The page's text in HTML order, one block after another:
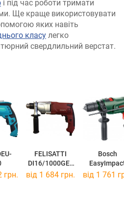
і під час роботи тримати
Ще краще використовувати
яких навіть
класу легко
свердлильний верстат.
FELISATTI
DI16/1000GE2
1013500100
Bosch
600
грн. від 1 684 грн. від 1 761